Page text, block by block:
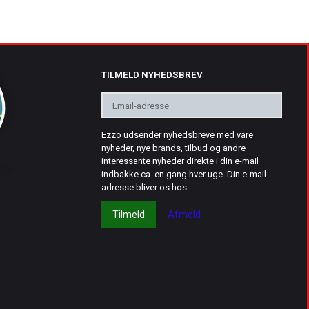
TILMELD NYHEDSBREV
adresse
Ezzo udsender nyhedsbreve med vare
nyheder, nye brands, tilbud og andre
interessante nyheder direkte i din e-mail
indbakke ca. en gang hver uge. Din e-mail
adresse bliver os hos.
Tilmeld Afmeld